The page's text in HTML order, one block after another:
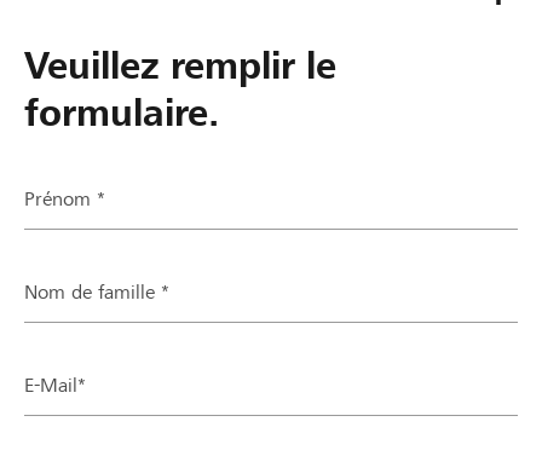
Veuillez remplir le
formulaire.
Prénom *
Nom de famille *
E-Mail*